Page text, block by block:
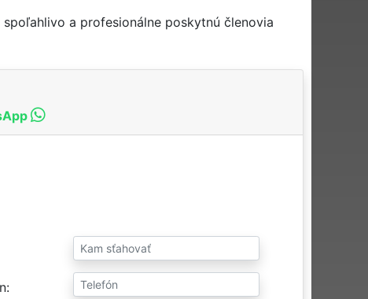
spoľahlivo a profesionálne poskytnú členovia